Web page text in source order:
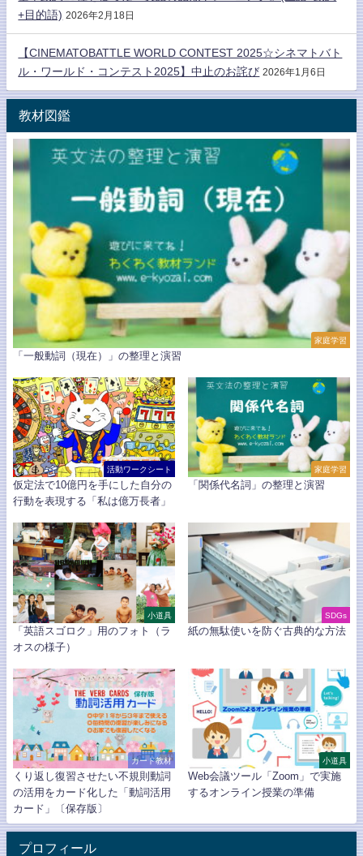
+目的語) 2026年2月18日
【CINEMATOBATTLE WORLD CONTEST 2025☆シネマトバト
ル・ワールド・コンテスト2025】中止のお詫び 2026年1月6日
教材図鑑
家庭学習
「一般動詞（現在）」の整理と演習
活動ワークシート
仮定法で10億円を手にした自分の
行動を表現する「私は億万長者」
家庭学習
「関係代名詞」の整理と演習
小道具
「英語スゴロク」用のフォト（ラ
オスの様子）
SDGs
紙の無駄使いを防ぐ古典的な方法
カード教材
くり返し復習させたい不規則動詞
の活用をカード化した「動詞活用
カード」〔保存版〕
小道具
Web会議ツール「Zoom」で実施
するオンライン授業の準備
プロフィール